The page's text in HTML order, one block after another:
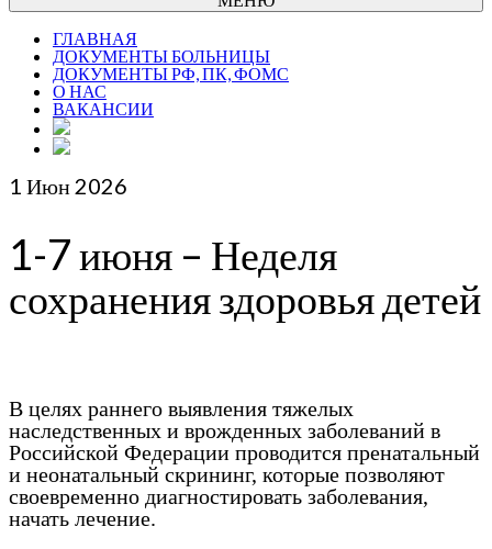
ГЛАВНАЯ
ДОКУМЕНТЫ БОЛЬНИЦЫ
ДОКУМЕНТЫ РФ, ПК, ФОМС
О НАС
ВАКАНСИИ
1 Июн 2026
1-7 июня – Неделя
сохранения здоровья детей
В целях раннего выявления тяжелых
наследственных и врожденных заболеваний в
Российской Федерации проводится пренатальный
и неонатальный скрининг, которые позволяют
своевременно диагностировать заболевания,
начать лечение.